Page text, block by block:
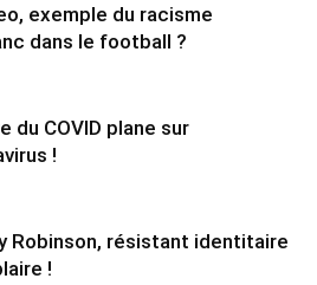
exemple du racisme
dans le football ?
du COVID plane sur
!
Robinson, résistant identitaire
!